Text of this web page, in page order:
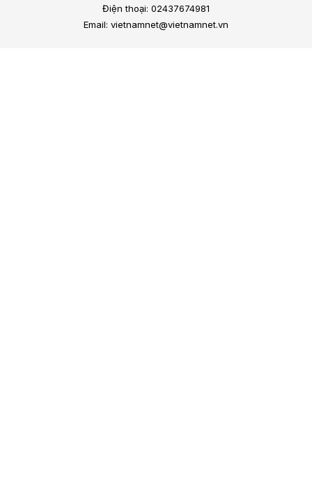
Điện thoại: 02437674981
Email: vietnamnet@vietnamnet.vn